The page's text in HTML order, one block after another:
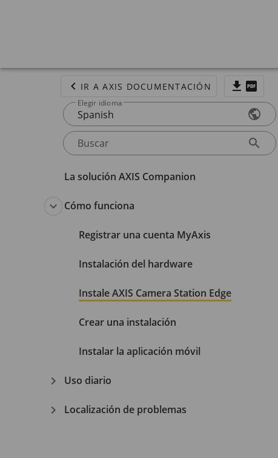
IR A AXIS DOCUMENTACIÓN
Elegir idioma
Spanish
Buscar
La solución AXIS Companion
Cómo funciona
Registrar una cuenta MyAxis
Instalación del hardware
Instale AXIS Camera Station Edge
Crear una instalación
Instalar la aplicación móvil
Uso diario
Localización de problemas